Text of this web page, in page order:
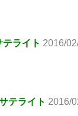
相互RSS
ライト 2016/
テライト 2016/